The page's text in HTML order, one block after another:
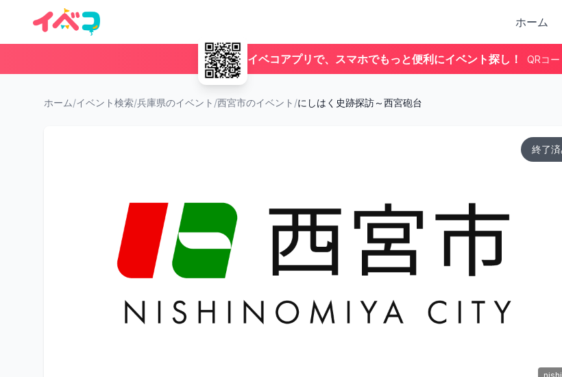
ホーム
イベコアプリで、スマホでもっと便利にイベント探し！ QRコ
ホーム/イベント検索/兵庫県のイベント /西宮市のイベント /にしはく史跡探訪～西宮砲台
終了済